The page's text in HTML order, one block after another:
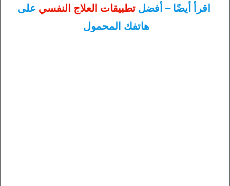
اقرأ أيضًا – أفضلتطبيقات العلاج النفسي على
هاتفك المحمول